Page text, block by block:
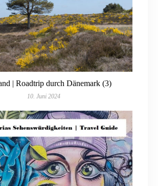
| Roadtrip durch Dänemark (3)
10. Juni 2024